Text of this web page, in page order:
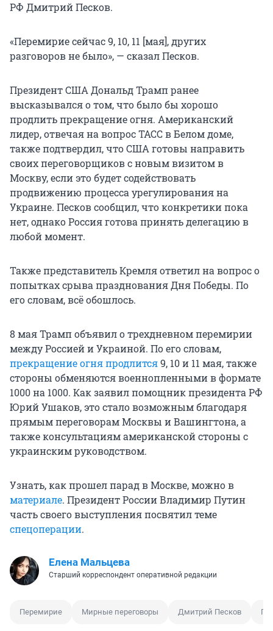
РФ Дмитрий Песков.
«Перемирие сейчас 9, 10, 11 [мая], других
разговоров не было», — сказал Песков.
Президент США Дональд Трамп ранее
высказывался о том, что было бы хорошо
продлить прекращение огня. Американский
лидер, отвечая на вопрос ТАСС в Белом доме,
также подтвердил, что США готовы направить
своих переговорщиков с новым визитом в
Москву, если это будет содействовать
продвижению процесса урегулирования на
Украине. Песков сообщил, что конкретики пока
нет, однако Россия готова принять делегацию в
любой момент.
Также представитель Кремля ответил на вопрос о
попытках срыва празднования Дня Победы. По
его словам, всё обошлось.
8 мая Трамп объявил о трехдневном перемирии
между Россией и Украиной. По его словам,
прекращение огня продлится9, 10 и 11 мая, также
стороны обменяются военнопленными в формате
1000 на 1000. Как заявил помощник президента РФ
Юрий Ушаков, это стало возможным благодаря
прямым переговорам Москвы и Вашингтона, а
также консультациям американской стороны с
украинским руководством.
Узнать, как прошел парад в Москве, можно в
материале. Президент России Владимир Путин
часть своего выступления посвятил теме
спецоперации.
Елена Мальцева
Старший корреспондент оперативной редакции
Перемирие Мирные переговоры Дмитрий Песков